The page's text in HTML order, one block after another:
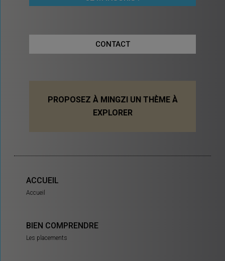
CONTACT
PROPOSEZ À MINGZI UN THÈME À
EXPLORER
ACCUEIL
Accueil
BIEN COMPRENDRE
Les placements